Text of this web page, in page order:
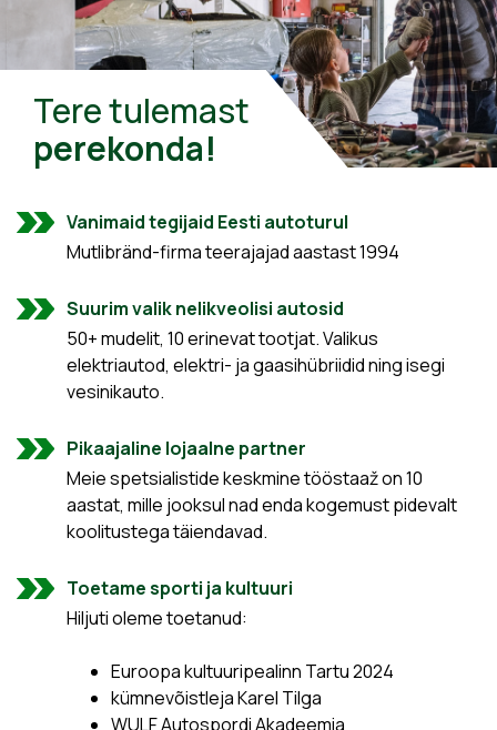
Tere tulemast
perekonda!
Vanimaid tegijaid Eesti autoturul
Mutlibränd-firma teerajajad aastast 1994
Suurim valik nelikveolisi autosid
50+ mudelit, 10 erinevat tootjat. Valikus
elektriautod, elektri- ja gaasihübriidid ning isegi
vesinikauto.
Pikaajaline lojaalne partner
Meie spetsialistide keskmine tööstaaž on 10
aastat, mille jooksul nad enda kogemust pidevalt
koolitustega täiendavad.
Toetame sporti ja kultuuri
Hiljuti oleme toetanud:
Euroopa kultuuripealinn Tartu 2024
kümnevõistleja Karel Tilga
WULF Autospordi Akadeemia